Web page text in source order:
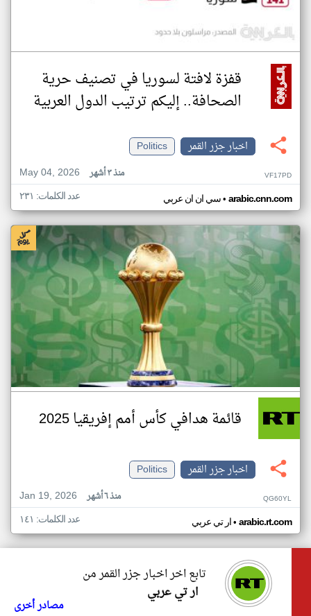
قفزة لافتة لسوريا في تصنيف حرية
الصحافة.. إليكم ترتيب الدول العربية
اخبار جزر القمر
Politics
May 04, 2026
منذ ٣ أشهر VF17PD
سي ان ان عربي• arabic.cnn.com عدد الكلمات: ٢٣١
قائمة هدافي كأس أمم إفريقيا 2025
اخبار جزر القمر
Politics
Jan 19, 2026
منذ ٦ أشهر QG60YL
ار تي عربي• arabic.rt.com عدد الكلمات: ١٤١
تابع اخر اخبار جزر القمر من
ار تي عربي
مصادر أخرى